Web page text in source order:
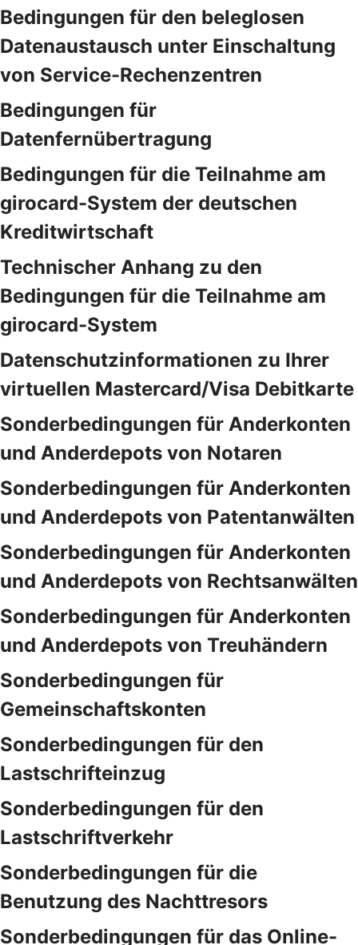
Bedingungen für den beleglosen
Datenaustausch unter Einschaltung
von Service-Rechenzentren
Bedingungen für
Datenfernübertragung
Bedingungen für die Teilnahme am
girocard-System der deutschen
Kreditwirtschaft
Technischer Anhang zu den
Bedingungen für die Teilnahme am
girocard-System
Datenschutzinformationen zu Ihrer
virtuellen Mastercard/Visa Debitkarte
Sonderbedingungen für Anderkonten
und Anderdepots von Notaren
Sonderbedingungen für Anderkonten
und Anderdepots von Patentanwälten
Sonderbedingungen für Anderkonten
und Anderdepots von Rechtsanwälten
Sonderbedingungen für Anderkonten
und Anderdepots von Treuhändern
Sonderbedingungen für
Gemeinschaftskonten
Sonderbedingungen für den
Lastschrifteinzug
Sonderbedingungen für den
Lastschriftverkehr
Sonderbedingungen für die
Benutzung des Nachttresors
Sonderbedingungen für das Online-